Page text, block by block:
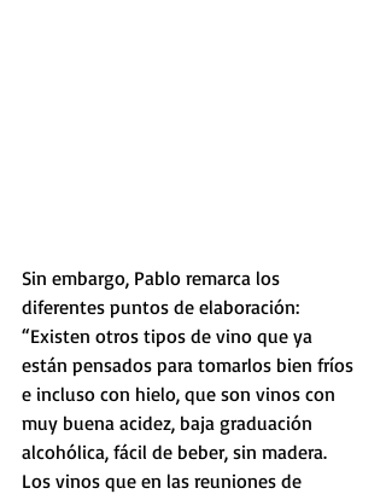
Sin embargo, Pablo remarca los
diferentes puntos de elaboración:
“Existen otros tipos de vino que ya
están pensados para tomarlos bien fríos
e incluso con hielo, que son vinos con
muy buena acidez, baja graduación
alcohólica, fácil de beber, sin madera.
Los vinos que en las reuniones de